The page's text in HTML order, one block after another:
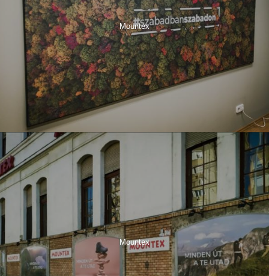
Mountex
Mountex